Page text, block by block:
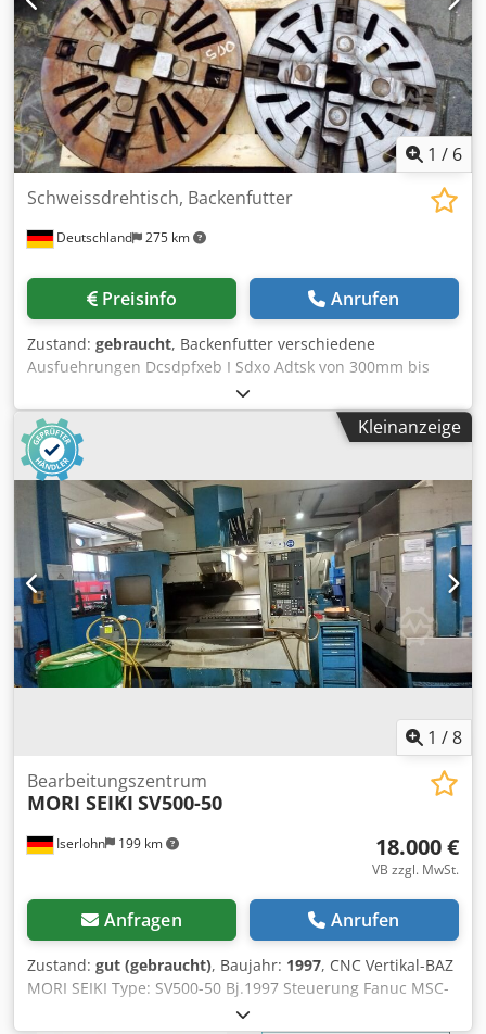
Tarfjdteck Schwenkweg B1 : 120Grad Auflösung :
0,001Grad Werkzeugmagazin Werkzeuganzahl : 40
Werkzeuglänge / Anzahl-max. 350/40mm
1 / 6
Deutschland 275 km
Schweissdrehtisch, Backenfutter
Preisinfo Anrufen
Zustand: gebraucht, Backenfutter verschiedene
Ausfuehrungen Dcsdpfxeb I Sdxo Adtsk von 300mm bis
Kleinanzeige
1 /8
Iserlohn 199 km
Bearbeitungszentrum
MORI SEIKI SV500-50
18.000 €
VB zzgl. MwSt.
Anfragen Anrufen
Zustand: gut (gebraucht), Baujahr: 1997, CNC Vertikal-BAZ
MORI SEIKI Type: SV500-50 Bj.1997 Steuerung Fanuc MSC-
518 Tisch : 1100 X 600 mm Verfahrwege : X 800 - Y 510 - Z